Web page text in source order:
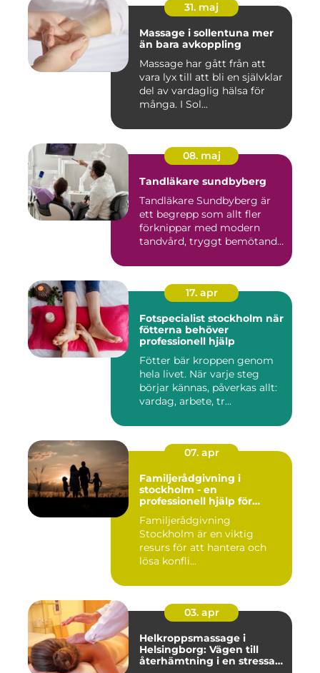
31. maj
Massage i sollentuna mer
än bara avkoppling
Massage har gått från att
vara lyx till att bli en självklar
del av vardaglig hälsa för
många. I Sol...
08. maj
Tandläkare sundbyberg
Tandläkare Sundbyberg är
ett begrepp som allt fler
förknippar med modern
tandvård, tryggt bemötande
17. apr
Fotspecialist stockholm när
fötterna behöver
professionell hjälp
Fötter bär kroppen genom
hela livet. När varje steg
börjar kännas, påverkas allt:
vardag, arbete, tr...
07. apr
Familjerådgivning i
stockholm - en
professionell hjälp för
Familjerådgivning
Stockholm är en viktig
resurs för att hantera och
lösa konfli...
03. apr
Helkroppsmassage i
Helsingborg: Vägen till
återhämtning i en stressad